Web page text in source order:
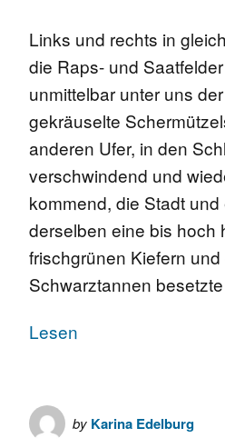
Links und rechts in
die Raps- und
unmittelbar unter uns
gekräuselte
anderen Ufer, in den
verschwindend und
kommend, die Stadt
derselben eine bis hoch
frischgrünen Kiefern
Schwarztannen
Lesen
by Karina Edelburg